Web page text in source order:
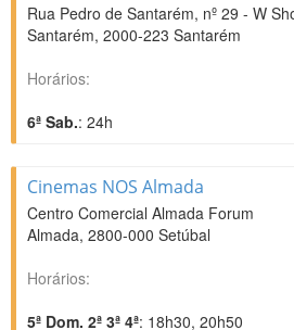
Rua Pedro de Santarém, nº 29 - W
Santarém, 2000-223 Santarém
Horários:
6ª Sab.: 24h
Cinemas NOS Almada
Centro Comercial Almada Forum
Almada, 2800-000 Setúbal
Horários:
5ª Dom. 2ª 3ª 4ª: 18h30, 20h50